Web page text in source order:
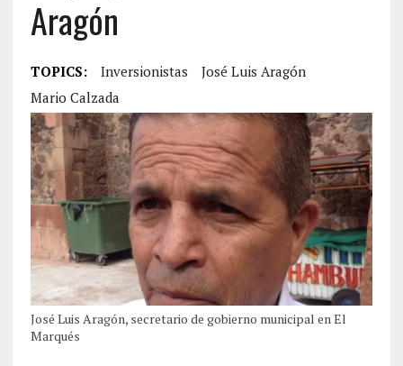
Aragón
TOPICS: Inversionistas
José Luis Aragón
Mario Calzada
José Luis Aragón, secretario de gobierno municipal en El
Marqués